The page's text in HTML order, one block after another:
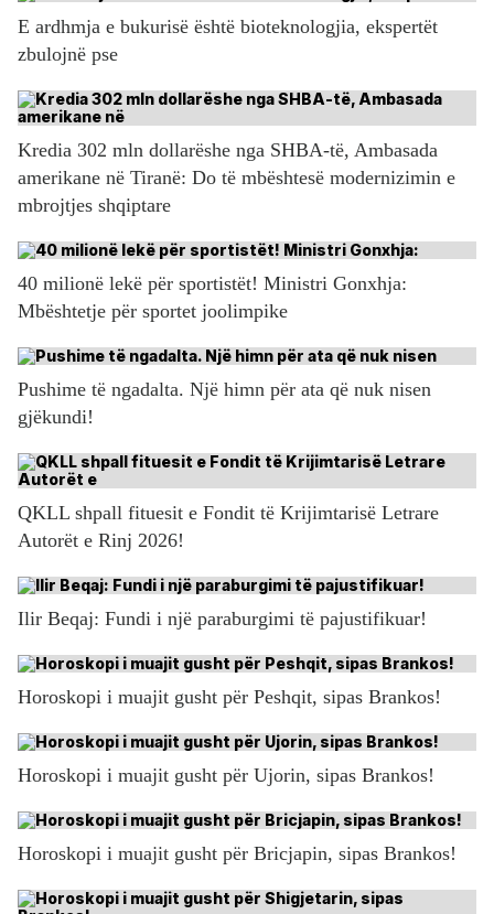
E ardhmja e bukurisë është bioteknologjia, ekspertët
zbulojnë pse
Kredia 302 mln dollarëshe nga SHBA-të, Ambasada
amerikane në Tiranë: Do të mbështesë modernizimin e
mbrojtjes shqiptare
40 milionë lekë për sportistët! Ministri Gonxhja:
Mbështetje për sportet joolimpike
Pushime të ngadalta. Një himn për ata që nuk nisen
gjëkundi!
QKLL shpall fituesit e Fondit të Krijimtarisë Letrare
Autorët e Rinj 2026!
Ilir Beqaj: Fundi i një paraburgimi të pajustifikuar!
Horoskopi i muajit gusht për Peshqit, sipas Brankos!
Horoskopi i muajit gusht për Ujorin, sipas Brankos!
Horoskopi i muajit gusht për Bricjapin, sipas Brankos!